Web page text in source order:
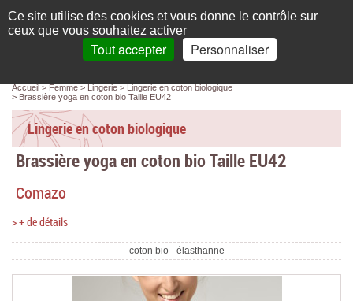
L'élégance au naturel
compte
Français
Recherche
Accueil
Femme
Homme
Bébé & enfant
Chaussettes & collants
Accueil Femme Lingerie
Lingerie en coton biologique
Brassière yoga en coton bio Taille EU42
Lingerie en coton biologique
Brassière yoga en coton bio Taille EU42
Comazo
> + de détails
coton bio - élasthanne
Panneau de gestion des cookies
Ce site utilise des cookies et vous donne le contrôle sur
ceux que vous souhaitez activer
Tout accepter Personnaliser